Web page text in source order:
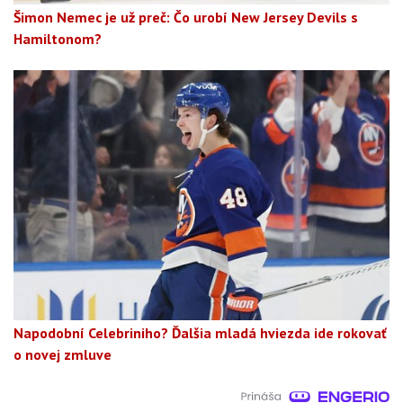
Šimon Nemec je už preč: Čo urobí New Jersey Devils s
Hamiltonom?
Napodobní Celebriniho? Ďalšia mladá hviezda ide rokovať
o novej zmluve